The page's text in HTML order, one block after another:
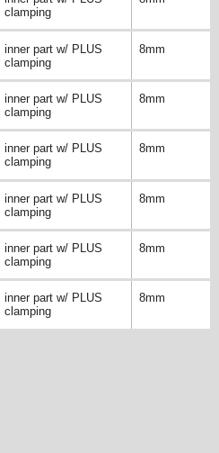
clamping
inner part w/ PLUS
clamping
8mm
inner part w/ PLUS
clamping
8mm
inner part w/ PLUS
clamping
8mm
inner part w/ PLUS
clamping
8mm
inner part w/ PLUS
clamping
8mm
inner part w/ PLUS
clamping
8mm